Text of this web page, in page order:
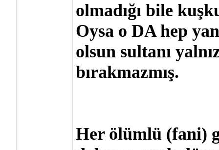
olmadığı bile
Oysa o DA hep
olsun sultanı
bırakmazmış.
Her ölümlü (fani)